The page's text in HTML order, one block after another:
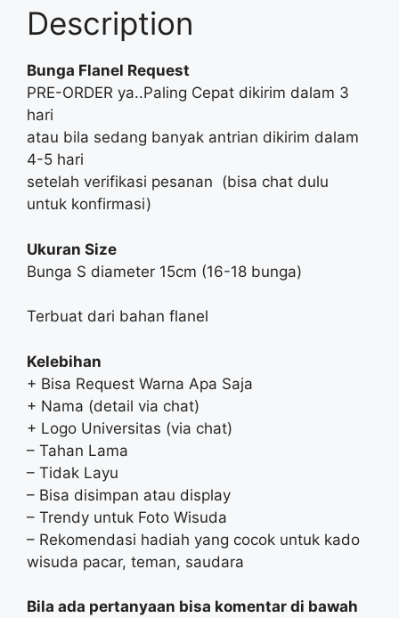
Description
Bunga Flanel Request
PRE-ORDER ya..Paling Cepat dikirim dalam 3
hari
atau bila sedang banyak antrian dikirim dalam
4-5 hari
setelah verifikasi pesanan (bisa chat dulu
untuk konfirmasi)
Ukuran Size
Bunga S diameter 15cm (16-18 bunga)
Terbuat dari bahan flanel
Kelebihan
+ Bisa Request Warna Apa Saja
+ Nama (detail via chat)
+ Logo Universitas (via chat)
– Tahan Lama
– Tidak Layu
– Bisa disimpan atau display
– Trendy untuk Foto Wisuda
– Rekomendasi hadiah yang cocok untuk kado
wisuda pacar, teman, saudara
Bila ada pertanyaan bisa komentar di bawah